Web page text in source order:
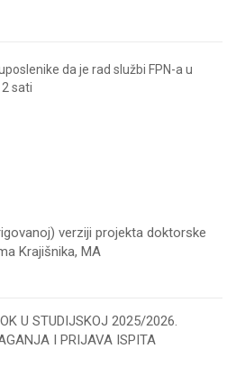
da je rad službi FPN-a u
sati
verziji projekta doktorske
Krajišnika, MA
U STUDIJSKOJ 2025/2026.
I PRIJAVA ISPITA